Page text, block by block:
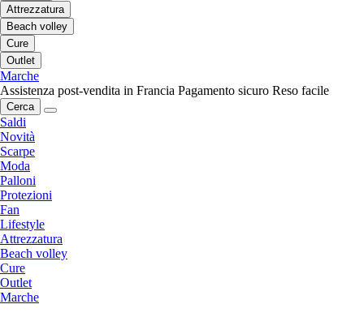
Attrezzatura
Beach volley
Cure
Outlet
Marche
Assistenza post-vendita in Francia Pagamento sicuro Reso facile
Cerca
Saldi
Novità
Scarpe
Moda
Palloni
Protezioni
Fan
Lifestyle
Attrezzatura
Beach volley
Cure
Outlet
Marche